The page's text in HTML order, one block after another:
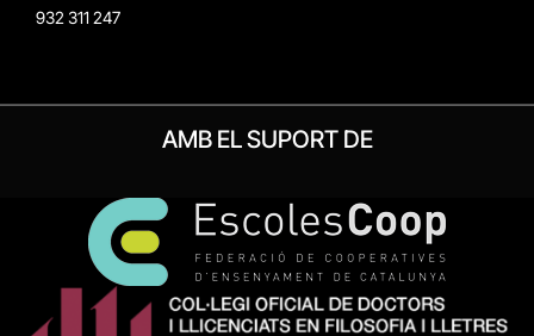
932 311 247
AMB EL SUPORT DE